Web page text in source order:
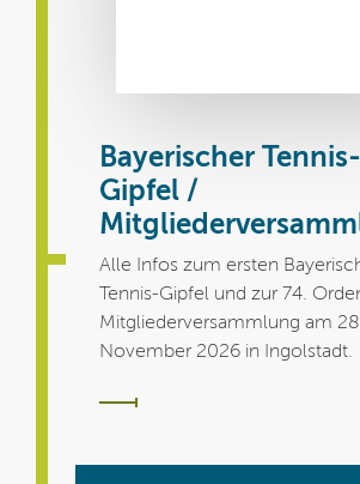
Bayerischer Tennis-
Gipfel /
Alle Infos zum ersten
Tennis-Gipfel und zur 74.
Mitgliederversammlung am
November 2026 in Ingolstadt.